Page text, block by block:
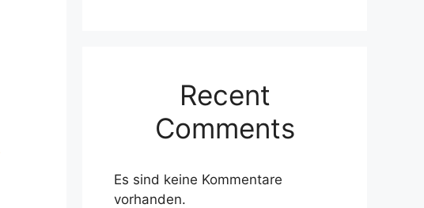
Recent
Comments
Es sind keine Kommentare
vorhanden.